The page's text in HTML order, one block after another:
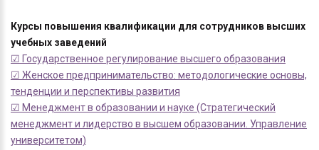
Курсы повышения квалификации для сотрудников высших
учебных заведений
☑ Государственное регулирование высшего образования
☑ Женское предпринимательство: методологические основы,
тенденции и перспективы развития
☑ Менеджмент в образовании и науке (Стратегический
менеджмент и лидерство в высшем образовании. Управление
университетом)